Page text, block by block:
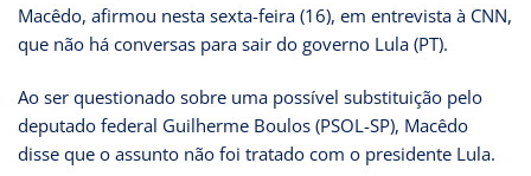
Macêdo, afirmou nesta sexta-feira (16), em entrevista à CNN,
que não há conversas para sair do governo Lula (PT).
Ao ser questionado sobre uma possível substituição pelo
deputado federal Guilherme Boulos (PSOL-SP), Macêdo
disse que o assunto não foi tratado com o presidente Lula.